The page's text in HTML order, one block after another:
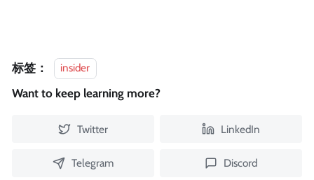
标签： insider
Want to keep learning more?
Twitter LinkedIn
Telegram Discord